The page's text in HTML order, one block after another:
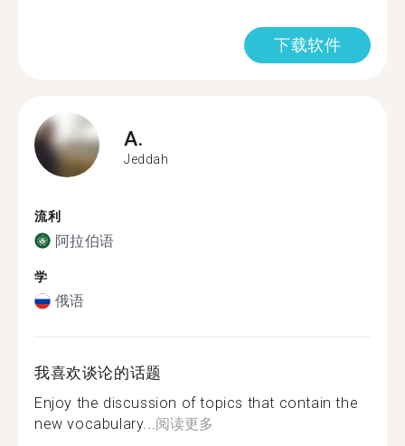
下载软件
A.
Jeddah
流利
阿拉伯语
学
俄语
我喜欢谈论的话题
Enjoy the discussion of topics that contain the
new vocabulary...阅读更多